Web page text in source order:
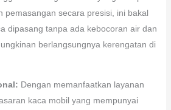
pemasangan secara presisi, ini bakal
dipasang tanpa ada kebocoran air dan
berlangsungnya kerengatan di
Dengan memanfaatkan layanan
kaca mobil yang mempunyai